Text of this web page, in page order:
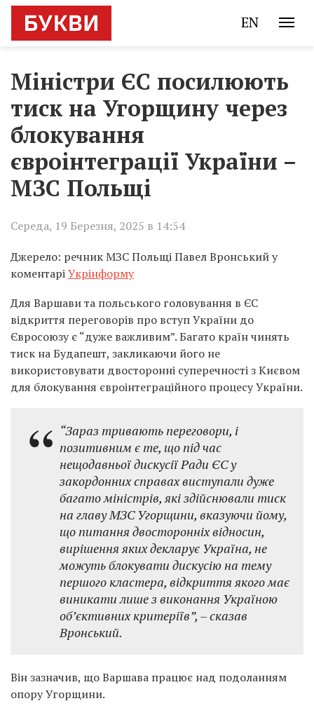
EN
Міністри ЄС посилюють
тиск на Угорщину через
блокування
євроінтеграції України –
МЗС Польщі
Середа, 19 Березня, 2025 в 14:54
Джерело: речник МЗС Польщі Павел Вронський у
коментаріУкрінформу
Для Варшави та польського головування в ЄС
відкриття переговорів про вступ України до
Євросоюзу є “дуже важливим”. Багато країн чинять
тиск на Будапешт, закликаючи його не
використовувати двосторонні суперечності з Києвом
для блокування євроінтеграційного процесу України.
“Зараз тривають переговори, і
позитивним є те, що під час
нещодавньої дискусії Ради ЄС у
закордонних справах виступали дуже
багато міністрів, які здійснювали тиск
на главу МЗС Угорщини, вказуючи йому,
що питання двосторонніх відносин,
вирішення яких декларує Україна, не
можуть блокувати дискусію на тему
першого кластера, відкриття якого має
виникати лише з виконання Україною
об’єктивних критеріїв”, – сказав
Вронський.
Він зазначив, що Варшава працює над подоланням
опору Угорщини.